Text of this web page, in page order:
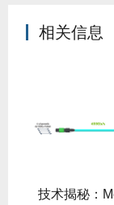
相关信息